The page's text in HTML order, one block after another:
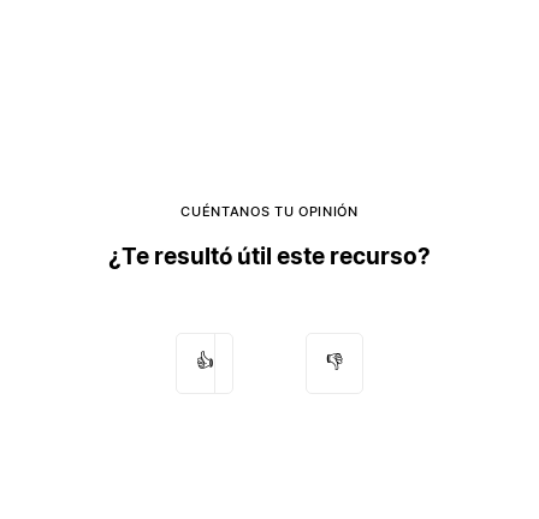
CUÉNTANOS TU OPINIÓN
¿Te resultó útil este recurso?
👍 👎